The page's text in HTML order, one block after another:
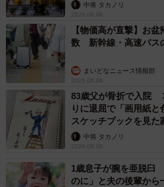
しつつ焼き上げ、オンザライスでい
ウンドさせるのが好きっす！ ああ
る焼肉屋の味。ちょっと泣きそう。
中将 タカノリ
2026.08.06
【物価高が直撃】お
数 新幹線・高速バス
まいどなニュース情報部
2026.08.06
83歳父が骨折で入院
りに退屈で「画用紙
スケッチブックを見た
ますよ…」
中将 タカノリ
2026.08.06
1歳息子が腕を亜脱臼
のに」と夫の後輩か